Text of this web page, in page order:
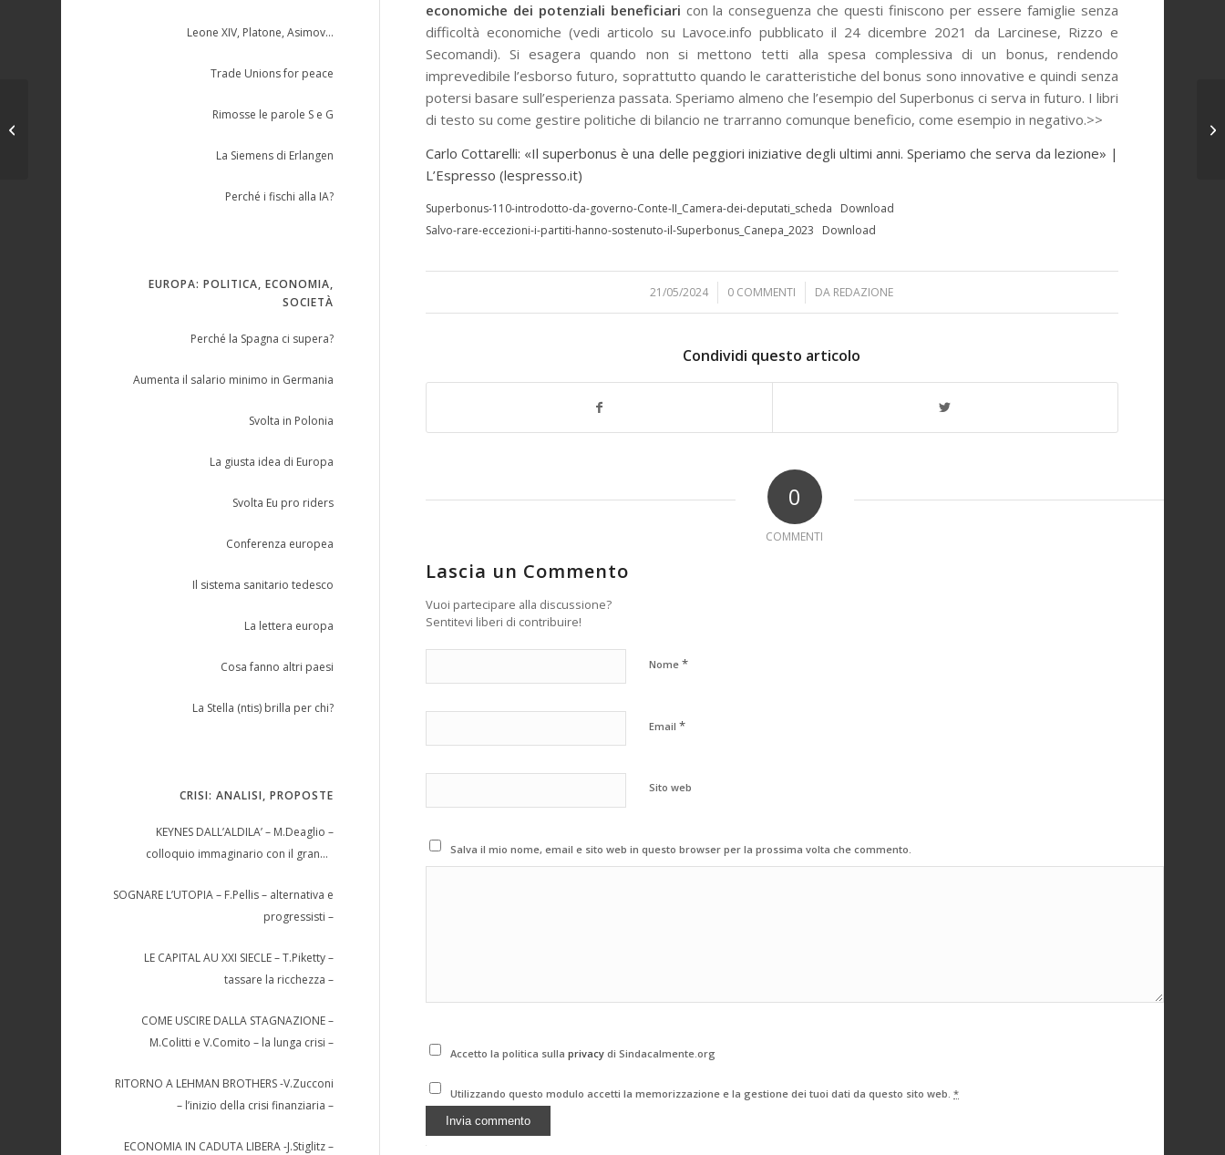
economiche dei potenziali beneficiari con la conseguenza che questi finiscono per essere famiglie senza
difficoltà economiche (vedi articolo su Lavoce.info pubblicato il 24 dicembre 2021 da Larcinese, Rizzo e
Secomandi). Si esagera quando non si mettono tetti alla spesa complessiva di un bonus, rendendo
imprevedibile l’esborso futuro, soprattutto quando le caratteristiche del bonus sono innovative e quindi senza
potersi basare sull’esperienza passata. Speriamo almeno che l’esempio del Superbonus ci serva in futuro. I libri
di testo su come gestire politiche di bilancio ne trarranno comunque beneficio, come esempio in negativo.>>
Carlo Cottarelli: «Il superbonus è una delle peggiori iniziative degli ultimi anni. Speriamo che serva da lezione» |
L’Espresso (lespresso.it)
Superbonus-110-introdotto-da-governo-Conte-II_Camera-dei-deputati_scheda
Download
Salvo-rare-eccezioni-i-partiti-hanno-sostenuto-il-Superbonus_Canepa_2023
Download
21/05/2024
/ 0 COMMENTI
/ DA REDAZIONE
Condividi questo articolo
0
COMMENTI
Lascia un Commento
Vuoi partecipare alla discussione?
Sentitevi liberi di contribuire!
Nome *
Email *
Sito web
Salva il mio nome, email e sito web in questo browser per la prossima volta che commento.
Accetto la politica sullaprivacydi Sindacalmente.org
Utilizzando questo modulo accetti la memorizzazione e la gestione dei tuoi dati da questo sito web.*
Leone XIV, Platone, Asimov…
Trade Unions for peace
Rimosse le parole S e G
La Siemens di Erlangen
Perché i fischi alla IA?
EUROPA: POLITICA, ECONOMIA,
SOCIETÀ
Perché la Spagna ci supera?
Aumenta il salario minimo in Germania
Svolta in Polonia
La giusta idea di Europa
Svolta Eu pro riders
Conferenza europea
Il sistema sanitario tedesco
La lettera europa
Cosa fanno altri paesi
La Stella (ntis) brilla per chi?
CRISI: ANALISI, PROPOSTE
KEYNES DALL’ALDILA’ – M.Deaglio –
colloquio immaginario con il grande
SOGNARE L’UTOPIA – F.Pellis – alternativa e
progressisti –
LE CAPITAL AU XXI SIECLE – T.Piketty –
tassare la ricchezza –
COME USCIRE DALLA STAGNAZIONE –
M.Colitti e V.Comito – la lunga crisi –
RITORNO A LEHMAN BROTHERS -V.Zucconi
– l’inizio della crisi finanziaria –
ECONOMIA IN CADUTA LIBERA -J.Stiglitz –